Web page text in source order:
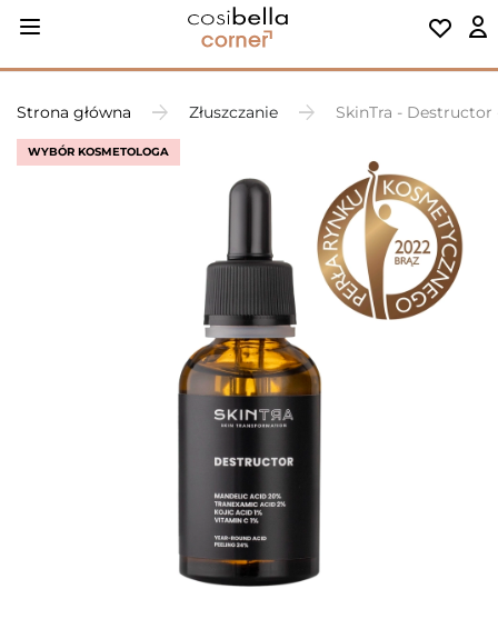
Strona główna Złuszczanie SkinTra - Destructor
WYBÓR KOSMETOLOGA